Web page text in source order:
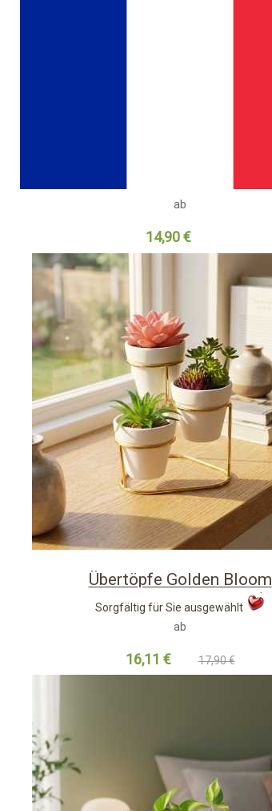
ab
14,90 €
Übertöpfe Golden Bloom
Sorgfältig für Sie ausgewählt
ab
16,11 € 17,90 €